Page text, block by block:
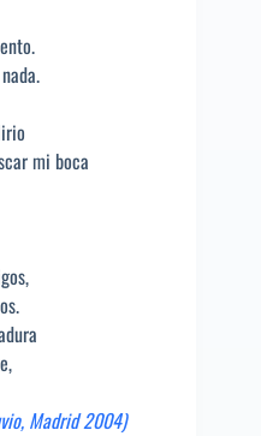
mi boca
Madrid 2004)